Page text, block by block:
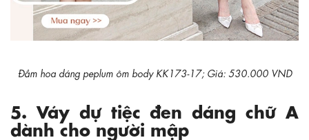
Đầm hoa dáng peplum ôm body KK173-17; Giá: 530.000 VND
5. Váy dự tiệc đen dáng chữ A
dành cho người mập